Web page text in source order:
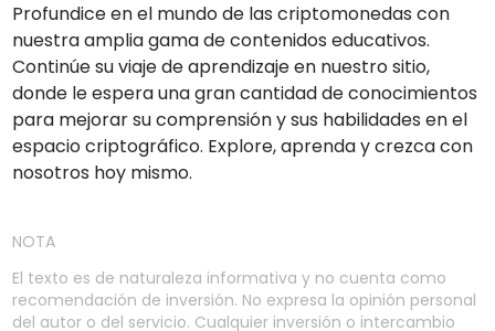
Profundice en el mundo de las criptomonedas con
nuestra amplia gama de contenidos educativos.
Continúe su viaje de aprendizaje en nuestro sitio,
donde le espera una gran cantidad de conocimientos
para mejorar su comprensión y sus habilidades en el
espacio criptográfico. Explore, aprenda y crezca con
nosotros hoy mismo.
NOTA
El texto es de naturaleza informativa y no cuenta como
recomendación de inversión. No expresa la opinión personal
del autor o del servicio. Cualquier inversión o intercambio